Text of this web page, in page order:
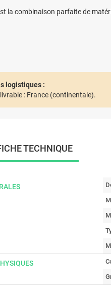
la combinaison parfaite de
logistiques :
: France (continentale).
TECHNIQUE